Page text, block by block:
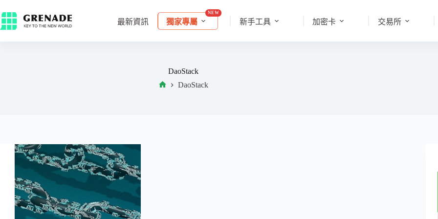
最新資訊 獨家專屬 新手工具 加密卡 交易所
DaoStack
DaoStack